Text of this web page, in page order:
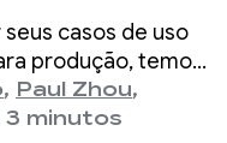
a
seus casos de uso
produção, temos
automática de
para modelos
, Paul Zhou,
3 minutos